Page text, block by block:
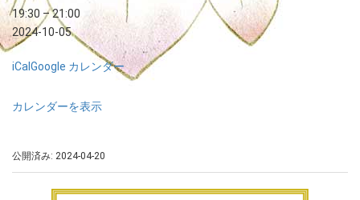
19:30 –21:00
2024-10-05
iCal Google カレンダー
カレンダーを表示
公開済み: 2024-04-20